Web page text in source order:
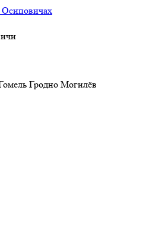
Гродно Могилёв